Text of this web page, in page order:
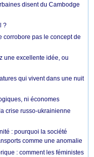
disent du Cambodge
?
corrobore pas le concept de
une excellente idée, ou
qui vivent dans une nuit
ni économes
crise russo-ukrainienne
: pourquoi la société
comme une anomalie
: comment les féministes